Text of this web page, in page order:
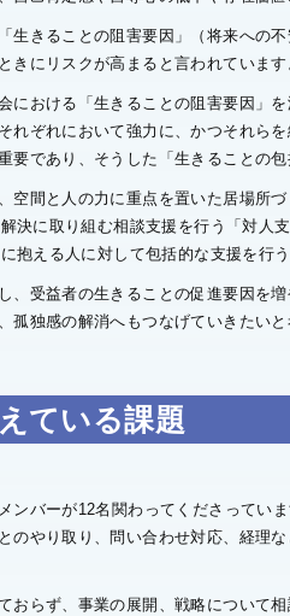
生きることの阻害要因」（将来への
きにリスクが高まると言われていま
における「生きることの阻害要因」
れぞれにおいて強力に、かつそれら
要であり、そうした「生きることの
空間と人の力に重点を置いた居場所づ
決に取り組む相談支援を行う「対人支
抱える人に対して包括的な支援を行
、受益者の生きることの促進要因を
孤独感の解消へもつなげていきたいと
ている課題
ンバーが12名関わってくださってい
のやり取り、問い合わせ対応、経理
おらず、事業の展開、戦略について